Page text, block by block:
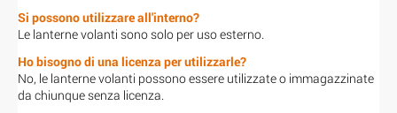
Si possono utilizzare all'interno?
Le lanterne volanti sono solo per uso esterno.
Ho bisogno di una licenza per utilizzarle?
No, le lanterne volanti possono essere utilizzate o immagazzinate
da chiunque senza licenza.